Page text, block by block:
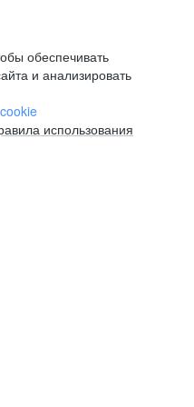
обеспечивать
и анализировать
использования